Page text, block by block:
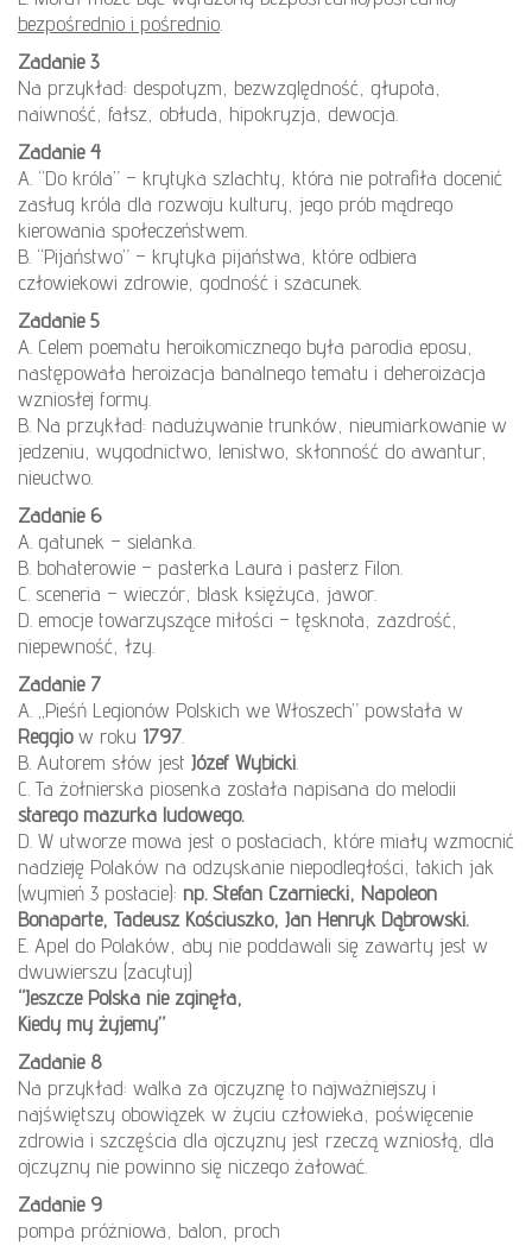
bezpośrednio i pośrednio
Zadanie 3
Na przykład: despotyzm, bezwzględność, głupota,
naiwność, fałsz, obłuda, hipokryzja, dewocja.
Zadanie 4
A. “Do króla” – krytyka szlachty, która nie potrafiła docenić
zasług króla dla rozwoju kultury, jego prób mądrego
kierowania społeczeństwem.
B. “Pijaństwo” – krytyka pijaństwa, które odbiera
człowiekowi zdrowie, godność i szacunek.
Zadanie 5
A. Celem poematu heroikomicznego była parodia eposu,
następowała heroizacja banalnego tematu i deheroizacja
wzniosłej formy.
B. Na przykład: nadużywanie trunków, nieumiarkowanie w
jedzeniu, wygodnictwo, lenistwo, skłonność do awantur,
nieuctwo.
Zadanie 6
A. gatunek – sielanka.
B. bohaterowie – pasterka Laura i pasterz Filon.
C. sceneria – wieczór, blask księżyca, jawor.
D. emocje towarzyszące miłości – tęsknota, zazdrość,
niepewność, łzy.
Zadanie 7
A. „Pieśń Legionów Polskich we Włoszech” powstała w
Reggiow roku 1797
B. Autorem słów jest Józef Wybicki
C. Ta żołnierska piosenka została napisana do melodii
starego mazurka ludowego.
D. W utworze mowa jest o postaciach, które miały wzmocnić
nadzieję Polaków na odzyskanie niepodległości, takich jak
(wymień 3 postacie): np. Stefan Czarniecki, Napoleon
Bonaparte, Tadeusz Kościuszko, Jan Henryk Dąbrowski.
E. Apel do Polaków, aby nie poddawali się zawarty jest w
dwuwierszu (zacytuj)
“Jeszcze Polska nie zginęła,
Kiedy my żyjemy”
Zadanie 8
Na przykład: walka za ojczyznę to najważniejszy i
najświętszy obowiązek w życiu człowieka, poświęcenie
zdrowia i szczęścia dla ojczyzny jest rzeczą wzniosłą, dla
ojczyzny nie powinno się niczego żałować.
Zadanie 9
pompa próżniowa, balon, proch